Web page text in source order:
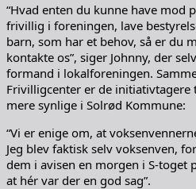
“Hvad enten du kunne have mod
frivillig i foreningen, lave
barn, som har et behov, så er du
kontakte os”, siger Johnny, der
formand i lokalforeningen.
Frivilligcenter er de initiativtagere
mere synlige i Solrød Kommune:
“Vi er enige om, at
Jeg blev faktisk selv voksenven,
dem i avisen en morgen i S-toget
at hér var der en god sag”.